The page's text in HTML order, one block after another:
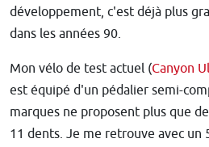
développement, c'est déjà plus
dans les années 90.
Mon vélo de test actuel (Canyon
est équipé d'un pédalier semi-
marques ne proposent plus que
11 dents. Je me retrouve avec un